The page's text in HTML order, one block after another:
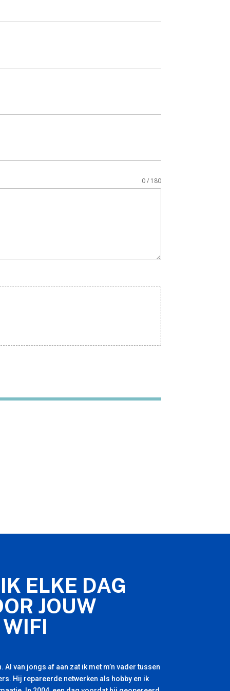
0 / 180
ELKE DAG
JOUW
Al van jongs af aan zat ik met m’n vader tussen
Hij repareerde netwerken als hobby en ik